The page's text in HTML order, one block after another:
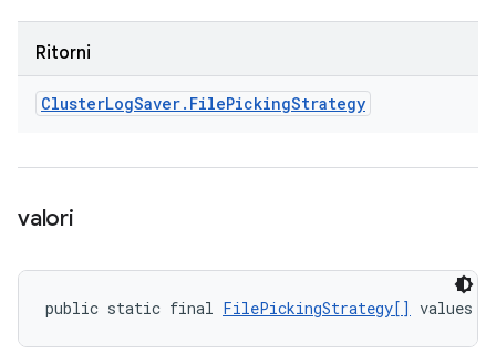
Ritorni
ClusterLogSaver. FilePickingStrategy
valori
public static final FilePickingStrategy[] values